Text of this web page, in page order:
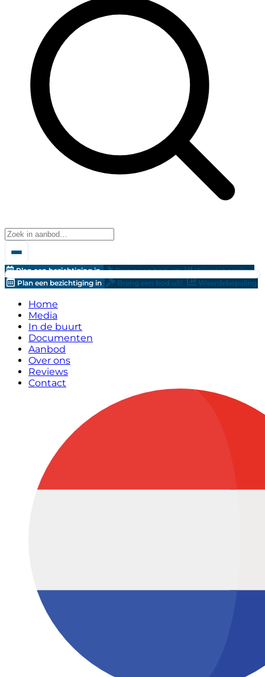
Plan een bezichtiging in Breng een bod uit!
Waardebepaling
Plan een bezichtiging in
Breng een bod uit! Waardebepaling
Home
Media
In de buurt
Documenten
Aanbod
Over ons
Reviews
Contact